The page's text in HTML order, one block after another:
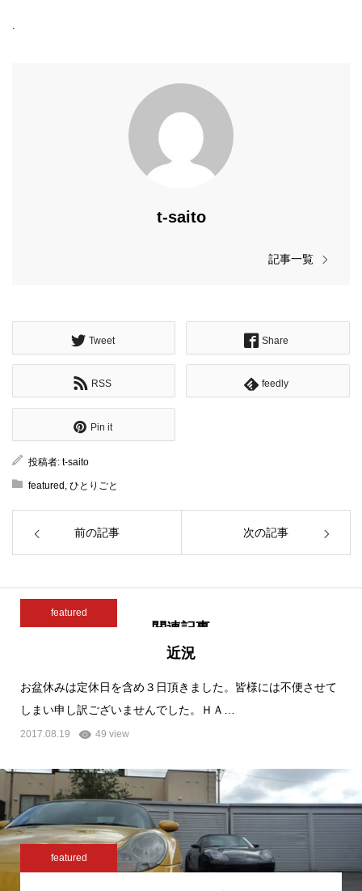
t-saito
記事一覧
Tweet Share
RSS feedly
Pin it
投稿者: t-saito
featured ひとりごと
前の記事 次の記事
関連記事
featured
近況
お盆休みは定休日を含め３日頂きました。皆様には不便させて
しまい申し訳ございませんでした。ＨＡ…
2017.08.19 49 view
featured